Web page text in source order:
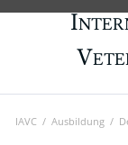
I
V
IAVC Ausbildung